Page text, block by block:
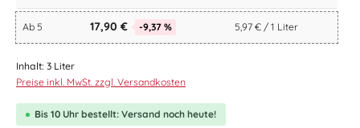
Ab 5 17,90 € -9,37 % 5,97 € / 1 Liter
Inhalt: 3 Liter
Preise inkl. MwSt. zzgl. Versandkosten
Bis 10 Uhr bestellt: Versand noch heute!